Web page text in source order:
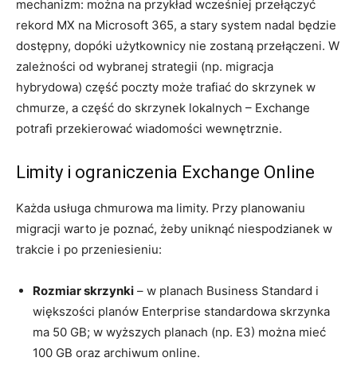
mechanizm: można na przykład wcześniej przełączyć
rekord MX na Microsoft 365, a stary system nadal będzie
dostępny, dopóki użytkownicy nie zostaną przełączeni. W
zależności od wybranej strategii (np. migracja
hybrydowa) część poczty może trafiać do skrzynek w
chmurze, a część do skrzynek lokalnych – Exchange
potrafi przekierować wiadomości wewnętrznie.
Limity i ograniczenia Exchange Online
Każda usługa chmurowa ma limity. Przy planowaniu
migracji warto je poznać, żeby uniknąć niespodzianek w
trakcie i po przeniesieniu:
Rozmiar skrzynki – w planach Business Standard i
większości planów Enterprise standardowa skrzynka
ma 50 GB; w wyższych planach (np. E3) można mieć
100 GB oraz archiwum online.